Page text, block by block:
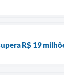
R$ 19